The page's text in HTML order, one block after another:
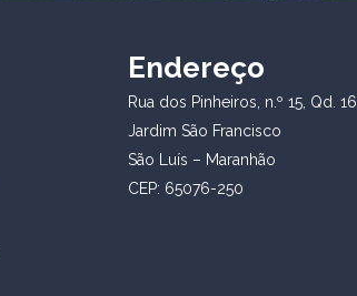
Endereço
Rua dos Pinheiros, n.º 15, Qd. 16
Jardim São Francisco
São Luís – Maranhão
CEP: 65076-250